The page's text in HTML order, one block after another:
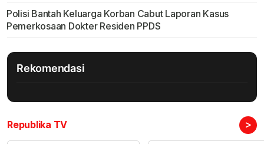
Polisi Bantah Keluarga Korban Cabut Laporan Kasus
Pemerkosaan Dokter Residen PPDS
Rekomendasi
Republika TV >